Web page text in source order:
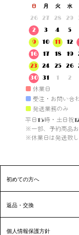
日 月 火 水
26
27 28 29
2
3 4 5
9
10 11 12
16
17 18 19
23
24 25 26
30
31 1 2
■ 休業日
■ 受注・お問い合
■ 発送業務のみ
平日15時・土日祝
※一部、予約商品お
※休業日は発送致し
初めての方へ
返品・交換
個人情報保護方針